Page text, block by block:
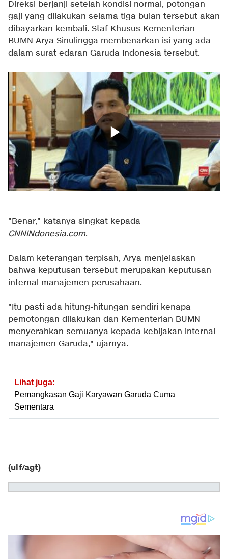
Direksi berjanji setelah kondisi normal, potongan
gaji yang dilakukan selama tiga bulan tersebut akan
dibayarkan kembali. Staf Khusus Kementerian
BUMN Arya Sinulingga membenarkan isi yang ada
dalam surat edaran Garuda Indonesia tersebut.
"Benar," katanya singkat kepada
CNNINdonesia.com.
Dalam keterangan terpisah, Arya menjelaskan
bahwa keputusan tersebut merupakan keputusan
internal manajemen perusahaan.
"Itu pasti ada hitung-hitungan sendiri kenapa
pemotongan dilakukan dan Kementerian BUMN
menyerahkan semuanya kepada kebijakan internal
manajemen Garuda," ujarnya.
Lihat juga:
Pemangkasan Gaji Karyawan Garuda Cuma
Sementara
(ulf/agt)